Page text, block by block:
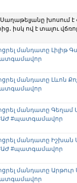
խոսում է
իսկ ով է տալու
մանդատը Լիլիթ
մանդատը Լևոն
մանդատը Գեղամ
#ԱԺ #պատգամավոր
մանդատը Իշխան
#ԱԺ #պատգամավոր
մանդատը Արթուր